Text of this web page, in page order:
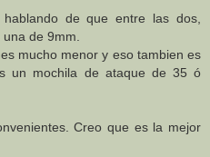
de que entre las dos,
de 9mm.
mucho menor y eso tambien es
un mochila de ataque de 35 ó
Creo que es la mejor